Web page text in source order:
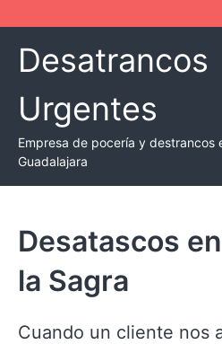
content
Desatrancos
Urgentes
Empresa de pocería y destrancos
Guadalajara
Desatascos
la Sagra
Cuando un cliente nos